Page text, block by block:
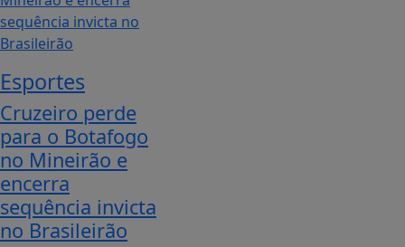
Esportes
Cruzeiro perde
para o Botafogo
no Mineirão e
encerra
sequência invicta
no Brasileirão